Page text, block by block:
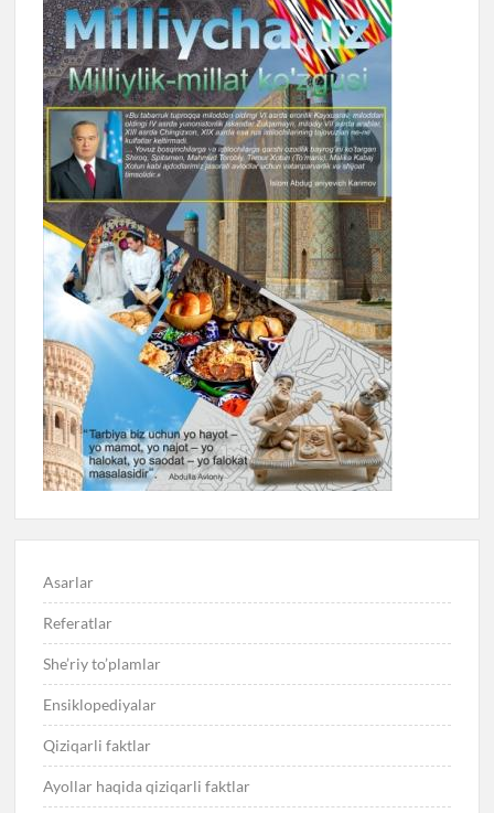
Asarlar
Referatlar
She’riy to’plamlar
Ensiklopediyalar
Qiziqarli faktlar
Ayollar haqida qiziqarli faktlar